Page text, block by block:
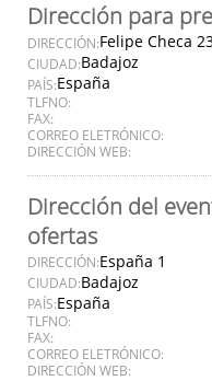
Dirección para
DIRECCIÓN:Felipe Checa
CIUDAD:Badajoz
PAÍS:España
TLFNO:
FAX:
CORREO ELETRÓNICO:
DIRECCIÓN WEB:
Dirección del
ofertas
DIRECCIÓN:España 1
CIUDAD:Badajoz
PAÍS:España
TLFNO:
FAX:
CORREO ELETRÓNICO:
DIRECCIÓN WEB: